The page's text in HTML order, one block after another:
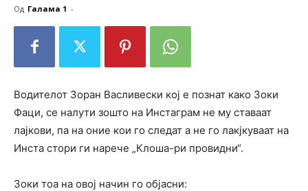
Од Галама 1 -
Водителот Зоран Васливески кој е познат како Зоки
Фаци, се налути зошто на Инстаграм не му ставаат
лајкови, па на оние кои го следат а не го лакјкуваат на
Инста стори ги нарече „Клоша-ри провидни“.
Зоки тоа на овој начин го објасни: